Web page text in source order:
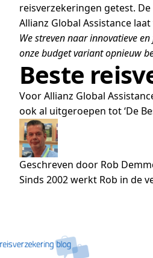
reisverzekeringen getest.
Allianz Global Assistance
We streven naar innovatieve
onze budget variant opnieuw
Beste
Voor Allianz Global
ook al uitgeroepen tot ‘De
Geschreven door Rob
Sinds 2002 werkt Rob in de